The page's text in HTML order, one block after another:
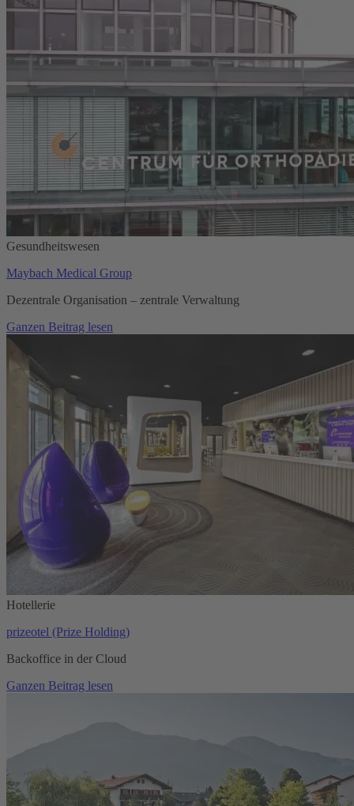
Gesundheitswesen
Maybach Medical Group
Dezentrale Organisation – zentrale Verwaltung
Ganzen Beitrag lesen
Hotellerie
prizeotel (Prize Holding)
Backoffice in der Cloud
Ganzen Beitrag lesen